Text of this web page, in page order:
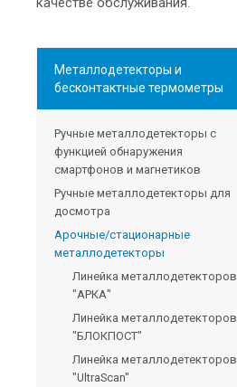
Металлодетекторы и
бесконтактные термометры
Ручные металлодетекторы с
функцией обнаружения
смартфонов и магнетиков
Ручные металлодетекторы для
досмотра
Арочные/стационарные
металлодетекторы
Линейка металлодетекторов
"АРКА"
Линейка металлодетекторов
"БЛОКПОСТ"
Линейка металлодетекторов
"UltraScan"